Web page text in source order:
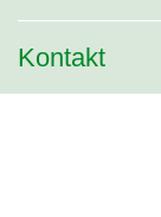
Kontakt